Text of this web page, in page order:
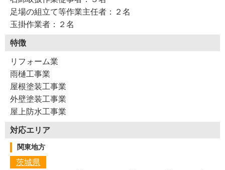
工事店番号
足場の組立て等作業主任者：２名
玉掛作業者：２名
特徴
リフォーム業
雨樋工事業
屋根塗装工事業
外壁塗装工事業
屋上防水工事業
対応エリア
関東地方
茨城県